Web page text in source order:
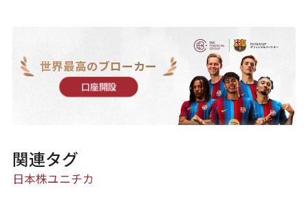
世界最高のブローカー
口座開設
関連タグ
日本株ユニチカ